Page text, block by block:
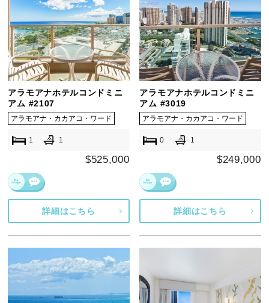
アラモアナホテルコンドミニ
アム #2107
アラモアナ・カカアコ・ワード
1 1
$525,000
詳細はこちら
アラモアナホテルコンドミニ
アム #3019
アラモアナ・カカアコ・ワード
0 1
$249,000
詳細はこちら